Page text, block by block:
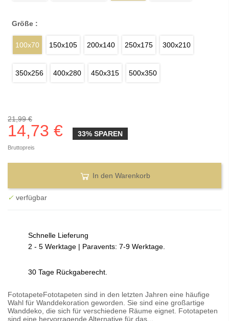
Größe :
100x70 150x105 200x140 250x175 300x210
350x256 400x280 450x315 500x350
21,99 €
14,73 € 33% SPAREN
Bruttopreis
In den Warenkorb
✓ verfügbar
Schnelle Lieferung
2 - 5 Werktage | Paravents: 7-9 Werktage.
30 Tage Rückgaberecht.
FototapeteFototapeten sind in den letzten Jahren eine häufige
Wahl für Wanddekoration geworden. Sie sind eine großartige
Wanddeko, die sich für verschiedene Räume eignet. Fototapeten
sind eine hervorragende Alternative für das...